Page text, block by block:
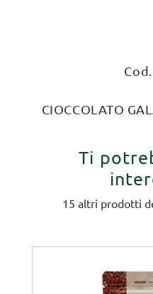
CIOCCOLATO
Ti
15 altri prodotti